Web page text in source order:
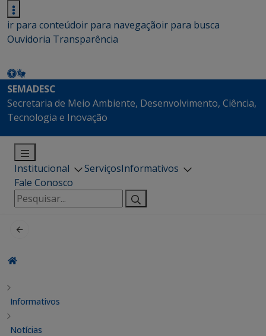
ir para conteúdoir para navegaçãoir para busca
Ouvidoria Transparência
SEMADESC
Secretaria de Meio Ambiente, Desenvolvimento, Ciência,
Tecnologia e Inovação
Institucional ServiçosInformativos
Fale Conosco
Pesquisar
por:
Informativos
Notícias